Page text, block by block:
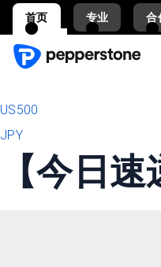
首页 专业 合
US500
JPY
【今日